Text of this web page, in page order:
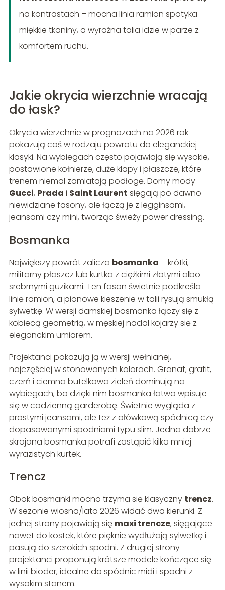
na kontrastach – mocna linia ramion spotyka
miękkie tkaniny, a wyraźna talia idzie w parze z
komfortem ruchu.
Jakie okrycia wierzchnie wracają
do łask?
Okrycia wierzchnie w prognozach na 2026 rok
pokazują coś w rodzaju powrotu do eleganckiej
klasyki. Na wybiegach często pojawiają się wysokie,
postawione kołnierze, duże klapy i płaszcze, które
trenem niemal zamiatają podłogę. Domy mody
Gucci, Prada i Saint Laurent sięgają po dawno
niewidziane fasony, ale łączą je z legginsami,
jeansami czy mini, tworząc świeży power dressing.
Bosmanka
Największy powrót zalicza bosmanka – krótki,
militarny płaszcz lub kurtka z ciężkimi złotymi albo
srebrnymi guzikami. Ten fason świetnie podkreśla
linię ramion, a pionowe kieszenie w talii rysują smukłą
sylwetkę. W wersji damskiej bosmanka łączy się z
kobiecą geometrią, w męskiej nadal kojarzy się z
eleganckim umiarem.
Projektanci pokazują ją w wersji wełnianej,
najczęściej w stonowanych kolorach. Granat, grafit,
czerń i ciemna butelkowa zieleń dominują na
wybiegach, bo dzięki nim bosmanka łatwo wpisuje
się w codzienną garderobę. Świetnie wygląda z
prostymi jeansami, ale też z ołówkową spódnicą czy
dopasowanymi spodniami typu slim. Jedna dobrze
skrojona bosmanka potrafi zastąpić kilka mniej
wyrazistych kurtek.
Trencz
Obok bosmanki mocno trzyma się klasyczny trencz.
W sezonie wiosna/lato 2026 widać dwa kierunki. Z
jednej strony pojawiają się maxi trencze, sięgające
nawet do kostek, które pięknie wydłużają sylwetkę i
pasują do szerokich spodni. Z drugiej strony
projektanci proponują krótsze modele kończące się
w linii bioder, idealne do spódnic midi i spodni z
wysokim stanem.